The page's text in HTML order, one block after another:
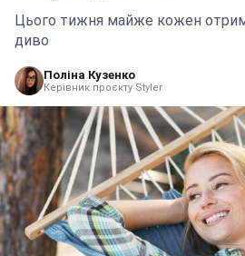
Цього тижня майже кожен
диво
Поліна Кузенко
Керівник проєкту Styler